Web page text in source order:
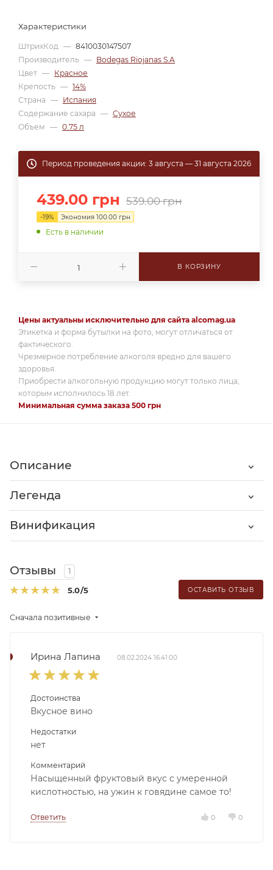
Характеристики
ШтрихКод — 8410030147507
Производитель — Bodegas Riojanas S.A
Цвет — Красное
Крепость — 14%
Страна — Испания
Содержание сахара — Сухое
Объем — 0.75 л
Период проведения акции: 3 августа — 31 августа 2026
439.00 грн 539.00грн
-19% Экономия 100.00 грн
Есть в наличии
В КОРЗИНУ
Цены актуальны исключительно для сайта alcomag.ua
Этикетка и форма бутылки на фото, могут отличаться от
фактического.
Чрезмерное потребление алкоголя вредно для вашего
здоровья.
Приобрести алкогольную продукцию могут только лица,
которым исполнилось 18 лет.
Минимальная сумма заказа 500 грн
Описание
Легенда
Винификация
Отзывы 1
5.0/5 ОСТАВИТЬ ОТЗЫВ
Сначала позитивные
Ирина Лапина 08.02.2024 16:41:00
Достоинства
Вкусное вино
Недостатки
нет
Комментарий
Насыщенный фруктовый вкус с умеренной
кислотностью, на ужин к говядине самое то!
Ответить 0 0